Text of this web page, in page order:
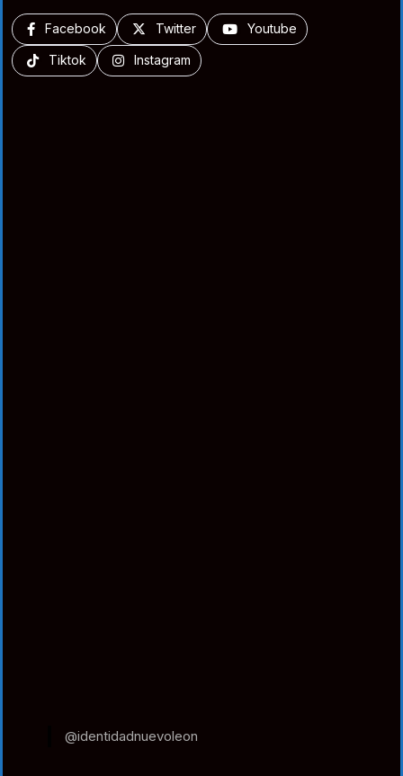
Facebook Twitter Youtube
Tiktok Instagram
@identidadnuevoleon